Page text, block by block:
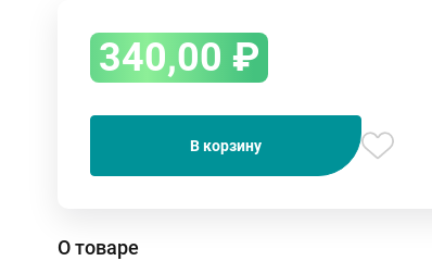
340,00 ₽
В корзину
О товаре